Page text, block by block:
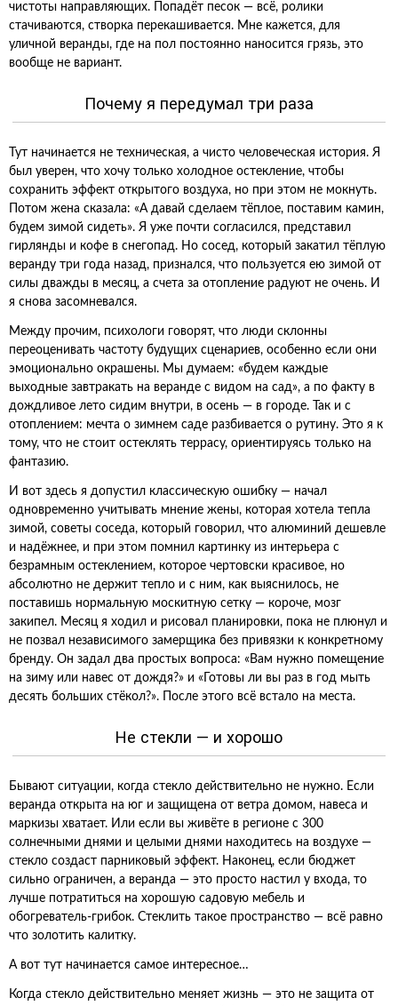
чистоты направляющих. Попадёт песок — всё, ролики
стачиваются, створка перекашивается. Мне кажется, для
уличной веранды, где на пол постоянно наносится грязь, это
вообще не вариант.
Почему я передумал три раза
Тут начинается не техническая, а чисто человеческая история. Я
был уверен, что хочу только холодное остекление, чтобы
сохранить эффект открытого воздуха, но при этом не мокнуть.
Потом жена сказала: «А давай сделаем тёплое, поставим камин,
будем зимой сидеть». Я уже почти согласился, представил
гирлянды и кофе в снегопад. Но сосед, который закатил тёплую
веранду три года назад, признался, что пользуется ею зимой от
силы дважды в месяц, а счета за отопление радуют не очень. И
я снова засомневался.
Между прочим, психологи говорят, что люди склонны
переоценивать частоту будущих сценариев, особенно если они
эмоционально окрашены. Мы думаем: «будем каждые
выходные завтракать на веранде с видом на сад», а по факту в
дождливое лето сидим внутри, в осень — в городе. Так и с
отоплением: мечта о зимнем саде разбивается о рутину. Это я к
тому, что не стоит остеклять террасу, ориентируясь только на
фантазию.
И вот здесь я допустил классическую ошибку — начал
одновременно учитывать мнение жены, которая хотела тепла
зимой, советы соседа, который говорил, что алюминий дешевле
и надёжнее, и при этом помнил картинку из интерьера с
безрамным остеклением, которое чертовски красивое, но
абсолютно не держит тепло и с ним, как выяснилось, не
поставишь нормальную москитную сетку — короче, мозг
закипел. Месяц я ходил и рисовал планировки, пока не плюнул и
не позвал независимого замерщика без привязки к конкретному
бренду. Он задал два простых вопроса: «Вам нужно помещение
на зиму или навес от дождя?» и «Готовы ли вы раз в год мыть
десять больших стёкол?». После этого всё встало на места.
Не стекли — и хорошо
Бывают ситуации, когда стекло действительно не нужно. Если
веранда открыта на юг и защищена от ветра домом, навеса и
маркизы хватает. Или если вы живёте в регионе с 300
солнечными днями и целыми днями находитесь на воздухе —
стекло создаст парниковый эффект. Наконец, если бюджет
сильно ограничен, а веранда — это просто настил у входа, то
лучше потратиться на хорошую садовую мебель и
обогреватель-грибок. Стеклить такое пространство — всё равно
что золотить калитку.
А вот тут начинается самое интересное…
Когда стекло действительно меняет жизнь — это не защита от